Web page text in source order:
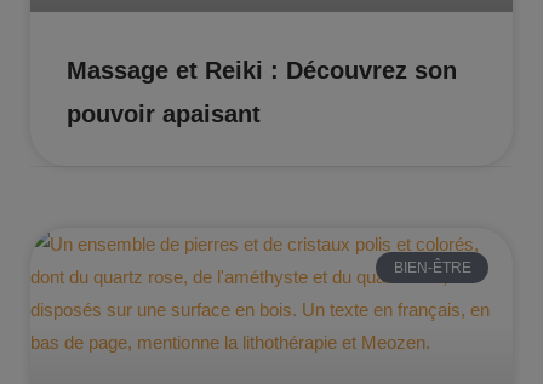
Massage et Reiki : Découvrez son
pouvoir apaisant
BIEN-ÊTRE